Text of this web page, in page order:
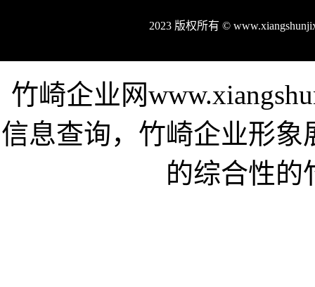
2023 版权所有 ©
竹崎企业网
信息查询，竹崎企业形
的综合性的